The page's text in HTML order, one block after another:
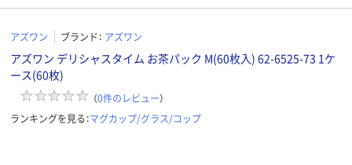
アズワン ブランド： アズワン
アズワン デリシャスタイム お茶パック M(60枚入) 62-6525-73 1ケ
ース(60枚)
（0件のレビュー）
ランキングを見る：マグカップ/グラス/コップ